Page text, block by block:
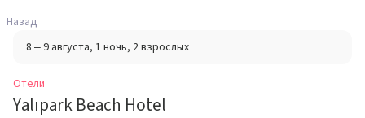
Назад
8 – 9 августа, 1 ночь, 2 взрослых
Отели
Yalıpark Beach Hotel